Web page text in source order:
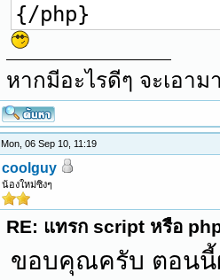
{/php}
หากมีอะไรดีๆ จะเอา
Mon, 06 Sep 10, 11:19
coolguy
น้องใหม่ซิงๆ
RE: แทรก script หรือ
ขอบคุณครับ ตอนนี้